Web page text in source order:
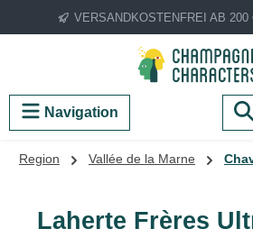
Zum Hauptinhalt springen
VERSANDKOSTENFREI AB 200
Navigation
Region Vallée de la Marne
Laherte Frères